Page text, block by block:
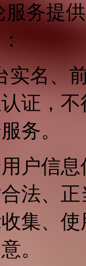
务提
实名、
证，
务。
用户信
法、
集、
。